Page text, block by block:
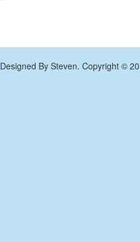
Designed By Steven. Copyright ©